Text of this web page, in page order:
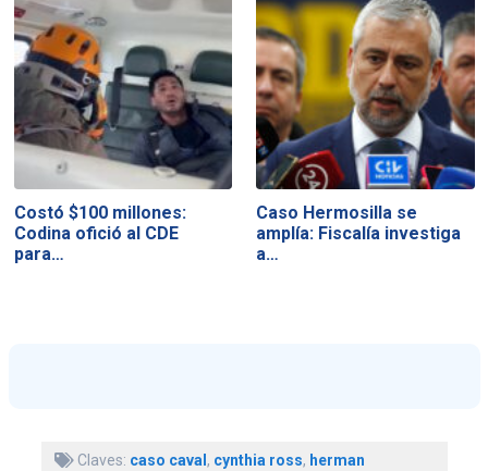
Costó $100 millones:
Codina ofició al CDE
para…
Caso Hermosilla se
amplía: Fiscalía investiga
a…
Claves: caso caval, cynthia ross, herman